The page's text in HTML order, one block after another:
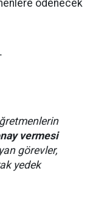
ödenecek
vermesi
görevler,
yedek